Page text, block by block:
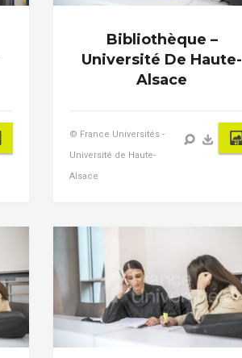
Bibliothèque –
Université De Haute-
Alsace
© France Universités -
Université de Haute-
Alsace